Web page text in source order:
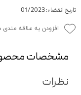
تاریخ انقضاء: 01/2023
افزودن به علاقه مندی
مشخصات
نظرات